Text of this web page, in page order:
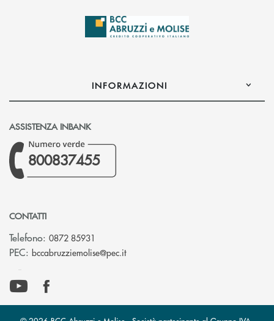
INFORMAZIONI
ASSISTENZA INBANK
800837455
CONTATTI
Telefono: 0872 85931
PEC: bccabruzziemolise@pec.it(si apre l’app di posta elettronica)